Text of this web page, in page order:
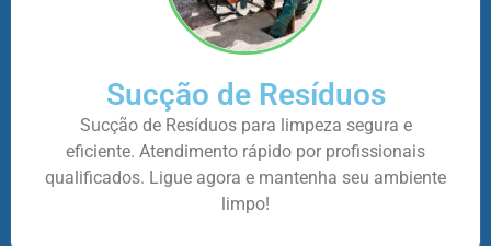
Sucção de Resíduos
Sucção de Resíduos para limpeza segura e
eficiente. Atendimento rápido por profissionais
qualificados. Ligue agora e mantenha seu ambiente
limpo!